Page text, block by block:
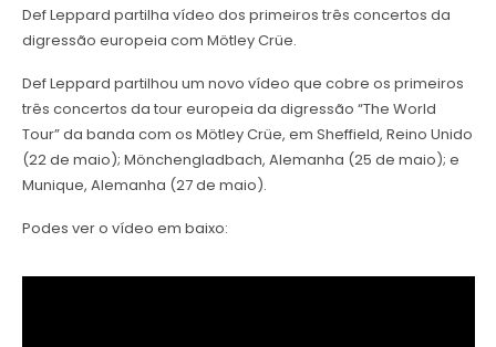
Def Leppard partilha vídeo dos primeiros três concertos da
digressão europeia com Mötley Crüe.
Def Leppard partilhou um novo vídeo que cobre os primeiros
três concertos da tour europeia da digressão “The World
Tour” da banda com os Mötley Crüe, em Sheffield, Reino Unido
(22 de maio); Mönchengladbach, Alemanha (25 de maio); e
Munique, Alemanha (27 de maio).
Podes ver o vídeo em baixo: